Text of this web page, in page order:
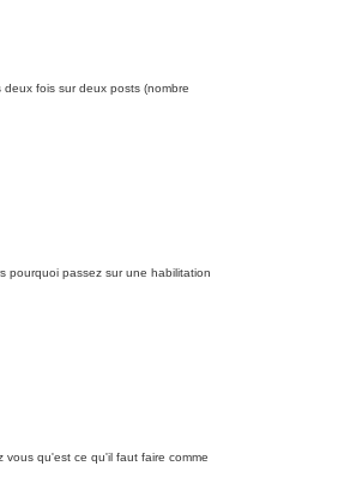
fois sur deux posts (nombre
pourquoi passez sur une habilitation
qu'est ce qu'il faut faire comme